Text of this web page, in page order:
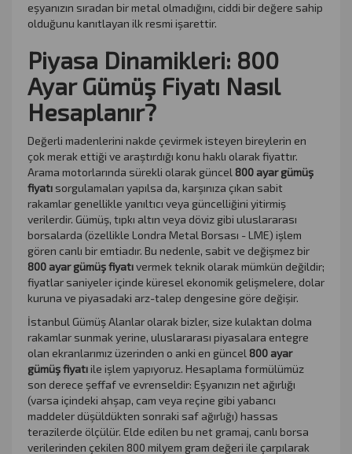
eşyanızın sıradan bir metal olmadığını, ciddi bir değere sahip
olduğunu kanıtlayan ilk resmi işarettir.
Piyasa Dinamikleri: 800
Ayar Gümüş Fiyatı Nasıl
Hesaplanır?
Değerli madenlerini nakde çevirmek isteyen bireylerin en
çok merak ettiği ve araştırdığı konu haklı olarak fiyattır.
Arama motorlarında sürekli olarak güncel 800 ayar gümüş
fiyatı sorgulamaları yapılsa da, karşınıza çıkan sabit
rakamlar genellikle yanıltıcı veya güncelliğini yitirmiş
verilerdir. Gümüş, tıpkı altın veya döviz gibi uluslararası
borsalarda (özellikle Londra Metal Borsası - LME) işlem
gören canlı bir emtiadır. Bu nedenle, sabit ve değişmez bir
800 ayar gümüş fiyatıvermek teknik olarak mümkün değildir;
fiyatlar saniyeler içinde küresel ekonomik gelişmelere, dolar
kuruna ve piyasadaki arz-talep dengesine göre değişir.
İstanbul Gümüş Alanlar olarak bizler, size kulaktan dolma
rakamlar sunmak yerine, uluslararası piyasalara entegre
olan ekranlarımız üzerinden o anki en güncel 800 ayar
gümüş fiyatıile işlem yapıyoruz. Hesaplama formülümüz
son derece şeffaf ve evrenseldir: Eşyanızın net ağırlığı
(varsa içindeki ahşap, cam veya reçine gibi yabancı
maddeler düşüldükten sonraki saf ağırlığı) hassas
terazilerde ölçülür. Elde edilen bu net gramaj, canlı borsa
verilerinden çekilen 800 milyem gram değeri ile çarpılarak